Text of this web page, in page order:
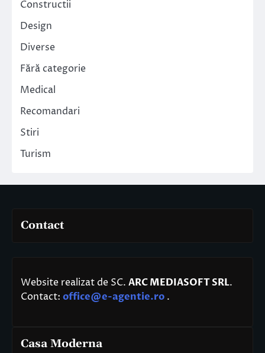
Constructii
Design
Diverse
Fără categorie
Medical
Recomandari
Stiri
Turism
Contact
Website realizat de SC. ARC MEDIASOFT SRL.
Contact: office@e-agentie.ro .
Casa Moderna